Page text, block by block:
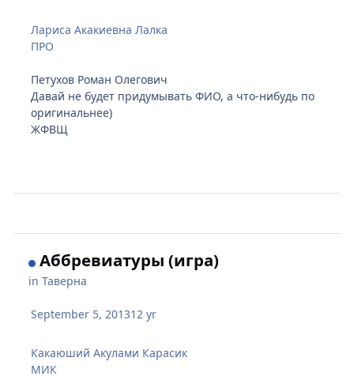
Лариса Акакиевна Лалка
ПРО
Петухов Роман Олегович
Давай не будет придумывать ФИО, а что-нибудь по
оригинальнее)
ЖФВЩ
Аббревиатуры (игра)
inТаверна
September 5, 201312 yr
Какаюший Акулами Карасик
МИК